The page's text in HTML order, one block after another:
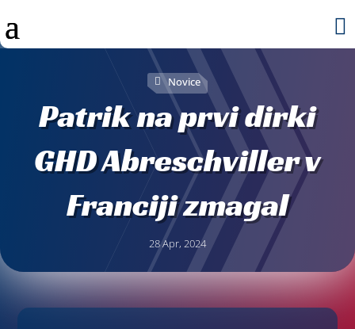

Novice
Patrik na prvi dirki
GHD Abreschviller v
Franciji zmagal
28 Apr, 2024